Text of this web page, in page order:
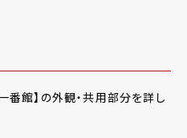
番館】の外観・共用部分を詳し